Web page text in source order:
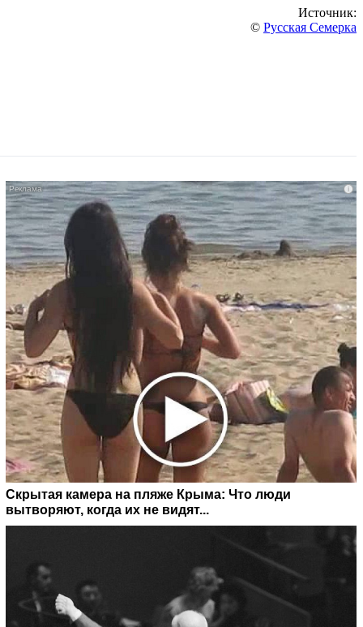
Источник:
© Русская Семерка
i
Скрытая камера на пляже Крыма: Что люди
вытворяют, когда их не видят...